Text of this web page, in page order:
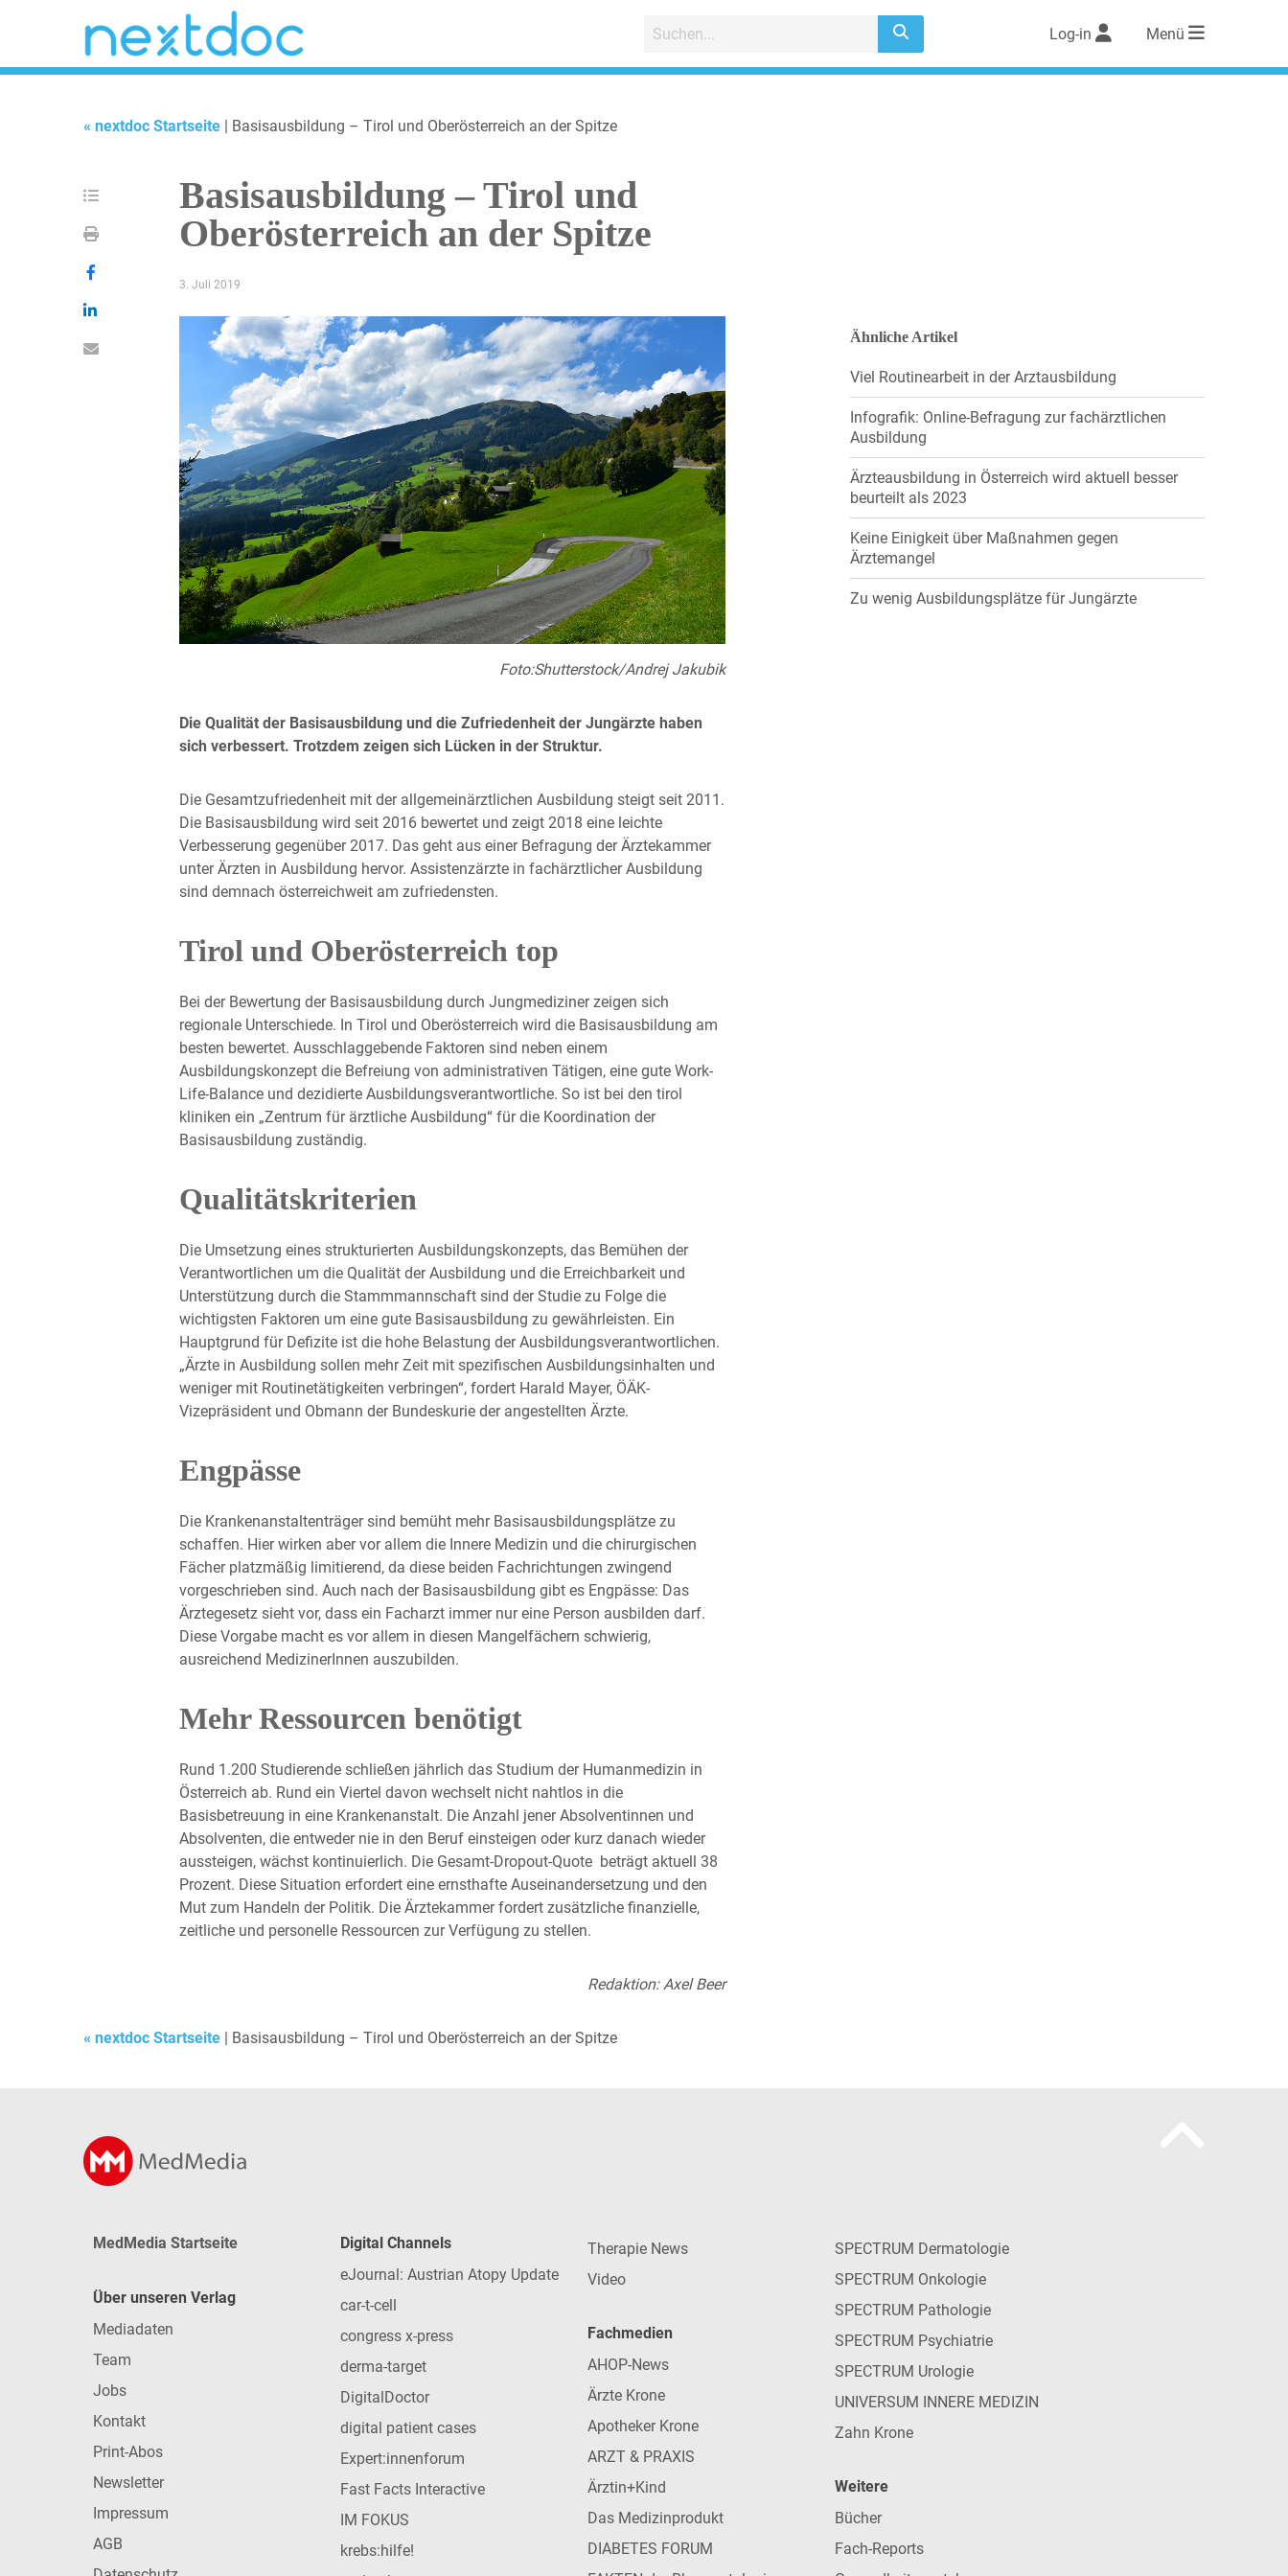
Log-in Menü
« nextdoc Startseite | Basisausbildung – Tirol und Oberösterreich an der Spitze
Basisausbildung – Tirol und
Oberösterreich an der Spitze
3. Juli 2019
Foto:Shutterstock/Andrej Jakubik
Die Qualität der Basisausbildung und die Zufriedenheit der Jungärzte haben
sich verbessert. Trotzdem zeigen sich Lücken in der Struktur.
Die Gesamtzufriedenheit mit der allgemeinärztlichen Ausbildung steigt seit 2011.
Die Basisausbildung wird seit 2016 bewertet und zeigt 2018 eine leichte
Verbesserung gegenüber 2017. Das geht aus einer Befragung der Ärztekammer
unter Ärzten in Ausbildung hervor. Assistenzärzte in fachärztlicher Ausbildung
sind demnach österreichweit am zufriedensten.
Tirol und Oberösterreich top
Bei der Bewertung der Basisausbildung durch Jungmediziner zeigen sich
regionale Unterschiede. In Tirol und Oberösterreich wird die Basisausbildung am
besten bewertet. Ausschlaggebende Faktoren sind neben einem
Ausbildungskonzept die Befreiung von administrativen Tätigen, eine gute Work-
Life-Balance und dezidierte Ausbildungsverantwortliche. So ist bei den tirol
kliniken ein „Zentrum für ärztliche Ausbildung“ für die Koordination der
Basisausbildung zuständig.
Qualitätskriterien
Die Umsetzung eines strukturierten Ausbildungskonzepts, das Bemühen der
Verantwortlichen um die Qualität der Ausbildung und die Erreichbarkeit und
Unterstützung durch die Stammmannschaft sind der Studie zu Folge die
wichtigsten Faktoren um eine gute Basisausbildung zu gewährleisten. Ein
Hauptgrund für Defizite ist die hohe Belastung der Ausbildungsverantwortlichen.
„Ärzte in Ausbildung sollen mehr Zeit mit spezifischen Ausbildungsinhalten und
weniger mit Routinetätigkeiten verbringen“, fordert Harald Mayer, ÖÄK-
Vizepräsident und Obmann der Bundeskurie der angestellten Ärzte.
Engpässe
Die Krankenanstaltenträger sind bemüht mehr Basisausbildungsplätze zu
schaffen. Hier wirken aber vor allem die Innere Medizin und die chirurgischen
Fächer platzmäßig limitierend, da diese beiden Fachrichtungen zwingend
vorgeschrieben sind. Auch nach der Basisausbildung gibt es Engpässe: Das
Ärztegesetz sieht vor, dass ein Facharzt immer nur eine Person ausbilden darf.
Diese Vorgabe macht es vor allem in diesen Mangelfächern schwierig,
ausreichend MedizinerInnen auszubilden.
Mehr Ressourcen benötigt
Rund 1.200 Studierende schließen jährlich das Studium der Humanmedizin in
Österreich ab. Rund ein Viertel davon wechselt nicht nahtlos in die
Basisbetreuung in eine Krankenanstalt. Die Anzahl jener Absolventinnen und
Absolventen, die entweder nie in den Beruf einsteigen oder kurz danach wieder
aussteigen, wächst kontinuierlich. Die Gesamt-Dropout-Quote beträgt aktuell 38
Prozent. Diese Situation erfordert eine ernsthafte Auseinandersetzung und den
Mut zum Handeln der Politik. Die Ärztekammer fordert zusätzliche finanzielle,
zeitliche und personelle Ressourcen zur Verfügung zu stellen.
Redaktion: Axel Beer
Ähnliche Artikel
Viel Routinearbeit in der Arztausbildung
Infografik: Online-Befragung zur fachärztlichen
Ausbildung
Ärzteausbildung in Österreich wird aktuell besser
beurteilt als 2023
Keine Einigkeit über Maßnahmen gegen
Ärztemangel
Zu wenig Ausbildungsplätze für Jungärzte
« nextdoc Startseite | Basisausbildung – Tirol und Oberösterreich an der Spitze
MedMedia Startseite
Über unseren Verlag
Mediadaten
Team
Jobs
Kontakt
Print-Abos
Newsletter
Impressum
AGB
Digital Channels
eJournal: Austrian Atopy Update
car-t-cell
congress x-press
derma-target
DigitalDoctor
digital patient cases
Expert:innenforum
Fast Facts Interactive
IM FOKUS
krebs:hilfe!
Therapie News
Video
Fachmedien
AHOP-News
Ärzte Krone
Apotheker Krone
ARZT & PRAXIS
Ärztin+Kind
Das Medizinprodukt
DIABETES FORUM
SPECTRUM Dermatologie
SPECTRUM Onkologie
SPECTRUM Pathologie
SPECTRUM Psychiatrie
SPECTRUM Urologie
UNIVERSUM INNERE MEDIZIN
Zahn Krone
Weitere
Bücher
Fach-Reports